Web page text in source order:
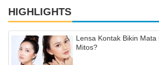
HIGHLIGHTS
Lensa Kontak Bikin
Mitos?